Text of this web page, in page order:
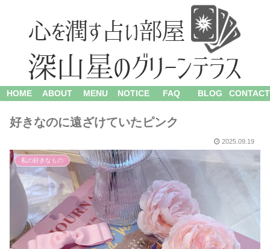
HOME ABOUT MENU NOTICE FAQ BLOG CONTACT
好きなのに遠ざけていたピンク
2025.09.19
私の好きなもの